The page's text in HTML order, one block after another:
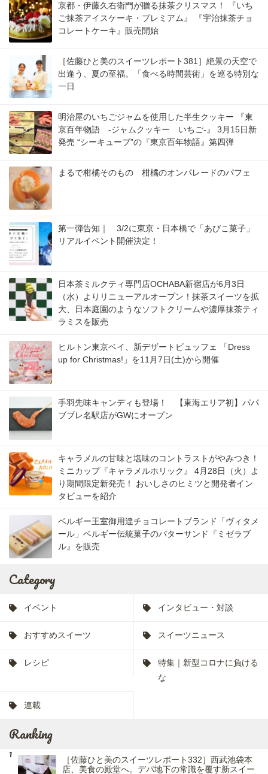
京都・伊藤久右衛門が贈る抹茶クリスマス！ 『いち
ご抹茶アイスケーキ・プレミアム』 『宇治抹茶チョ
コレートケーキ』販売開始
［佐藤ひと美のスイーツレポート381］絶景の天空で
出逢う、夏の至福。「食べる時間芸術」を巡る特別な
一日
明治屋のいちごジャムを使用した半生クッキー 『東
京百年物語 -ジャムクッキー いちご-』 3月15日新
発売 “シーキューブ”の『東京百年物語』第四弾
まるで柑橘そのもの 柑橘のオンパレードのパフェ
第一弾告知｜ 3/2に東京・日本橋で「あびこ菓子」
リアルイベント開催決定！
日本茶ミルクティ専門店OCHABA新宿店が6月3日
（水）よりリニューアルオープン！抹茶スイーツを拡
大、日本庭園のようなソフトクリームや濃厚抹茶ティ
ラミスを販売
ヒルトン東京ベイ、新デザートビュッフェ 「Dress
up for Christmas!」を11月7日(土)から開催
手羽先味キャンディも登場！ 【東海エリア初】パパ
ブブレ名駅店がGWにオープン
キャラメルの甘味と塩味のコントラストがやみつき！
ミニカップ『キャラメルホリック』 4月28日（火）よ
り期間限定新発売！ おいしさのヒミツと開発者イン
タビューを紹介
ベルギー王室御用達チョコレートブランド「ヴィタメ
ール」ベルギー伝統菓子のバターサンド『ミゼラブ
ル』を販売
Category
イベント インタビュー・対談
おすすめスイーツ スイーツニュース
レシピ
特集｜新型コロナに負ける
な
連載
Ranking
［佐藤ひと美のスイーツレポート332］西武池袋本
店、美食の殿堂へ。デパ地下の常識を覆す新スイー